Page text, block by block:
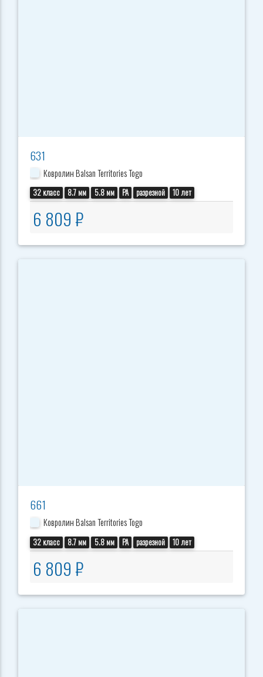
631
Ковролин Balsan Territories Togo
32 класс 8.7 мм 5.8 мм PA разрезной 10 лет
6 809 ₽
661
Ковролин Balsan Territories Togo
32 класс 8.7 мм 5.8 мм PA разрезной 10 лет
6 809 ₽